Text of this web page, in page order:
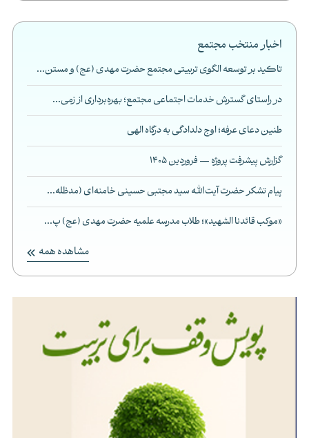
اخبار منتخب مجتمع
تاکید بر توسعه الگوی تربیتی مجتمع حضرت مهدی (عج) و مستن...
در راستای گسترش خدمات اجتماعی مجتمع؛ بهره‌برداری از زمی...
طنین دعای عرفه؛ اوج دلدادگی به درگاه الهی
گزارش پیشرفت پروژه — فروردین 1405
پیام تشکر حضرت آیت‌الله سید مجتبی حسینی خامنه‌ای (مدظله...
«موکب قائدنا الشهید»؛ طلاب مدرسه علمیه حضرت مهدی (عج) پ...
مشاهده همه